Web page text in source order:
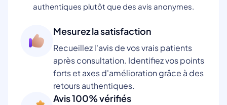
authentiques plutôt que des avis anonymes.
Mesurez la satisfaction
Recueillez l'avis de vos vrais patients
après consultation. Identifiez vos points
forts et axes d'amélioration grâce à des
retours authentiques.
Avis 100% vérifiés